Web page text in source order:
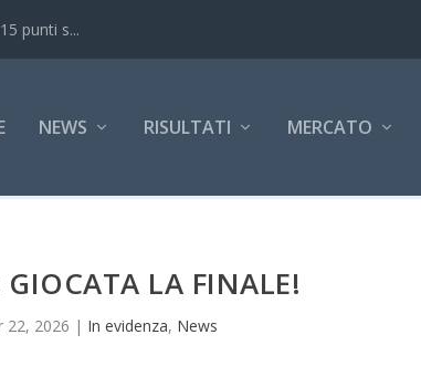
punti s...
NEWS RISULTATI MERCATO
LA FINALE!
22, 2026 | In evidenza, News